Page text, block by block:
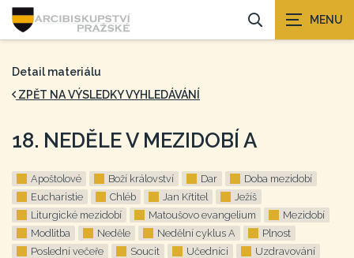
Detail materiálu
ZPĚT NA VÝSLEDKY VYHLEDÁVÁNÍ
18. NEDĚLE V MEZIDOBÍ A
Apoštolové Boží království Dar
Doba mezidobí
Eucharistie
Chléb Jan Křtitel
Ježíš
Liturgické mezidobí
Matoušovo evangelium
Mezidobí
Modlitba
Neděle Nedělní cyklus A
Plnost
Poslední večeře
Soucit Učedníci
Uzdravování